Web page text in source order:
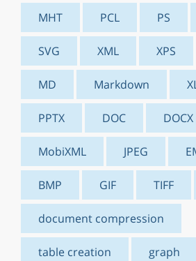
MHT PCL PS
SVG XML XPS
MD Markdown
PPTX DOC DOCX
MobiXML JPEG
BMP GIF TIFF
document compression
table creation graph